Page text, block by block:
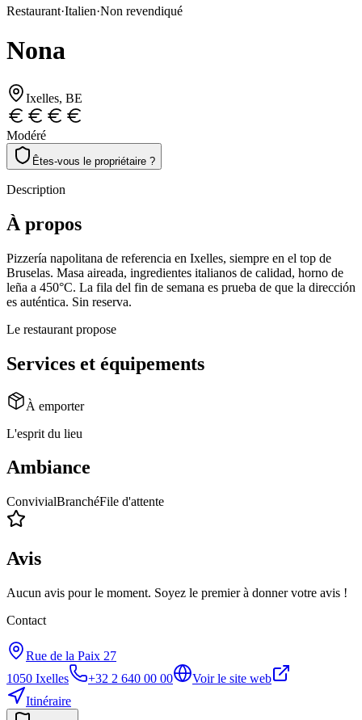
Restaurant·Italien·Non revendiqué
Nona
Ixelles, BE
Modéré
Êtes-vous le propriétaire ?
Description
À propos
Pizzería napolitana de referencia en Ixelles, siempre en el top de
Bruselas. Masa aireada, ingredientes italianos de calidad, horno de
leña a 450°C. La fila del fin de semana es prueba de que la dirección
es auténtica. Sin reserva.
Le restaurant propose
Services et équipements
À emporter
L'esprit du lieu
Ambiance
ConvivialBranchéFile d'attente
Avis
Aucun avis pour le moment. Soyez le premier à donner votre avis !
Contact
Rue de la Paix 27
1050 Ixelles +32 2 640 00 00
Voir le site web
Itinéraire